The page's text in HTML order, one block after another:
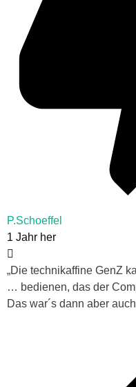
P.Schoeffel
1 Jahr her
„Die technikaffine GenZ
… bedienen, das der
Das war´s dann aber